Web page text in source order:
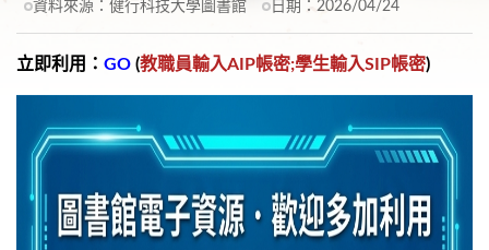
資料來源： 健行科技大學圖書館 日期： 2026/04/24
立即利用： GO (教職員輸入AIP帳密;學生輸入SIP帳密)